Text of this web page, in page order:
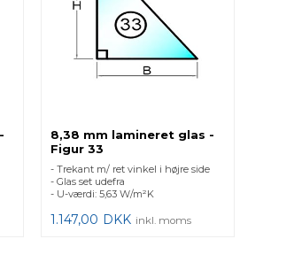
8,38 mm lamineret glas -
Figur 33
- Trekant m/ ret vinkel i højre side
- Glas set udefra
- U-værdi: 5,63 W/m²K
1.147,00 DKK inkl. moms